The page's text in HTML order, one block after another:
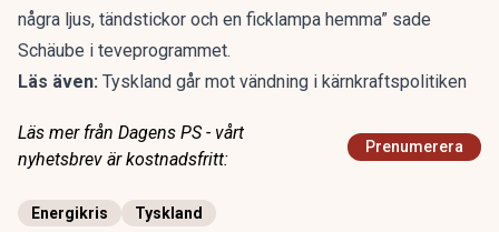
några ljus, tändstickor och en ficklampa hemma” sade
Schäube i teveprogrammet.
Läs även: Tyskland går mot vändning i kärnkraftspolitiken
Läs mer från Dagens PS - vårt
nyhetsbrev är kostnadsfritt:
Prenumerera
Energikris Tyskland